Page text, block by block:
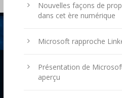
Nouvelles façons de
dans cet ère numérique
Microsoft rapproche
Présentation de
aperçu